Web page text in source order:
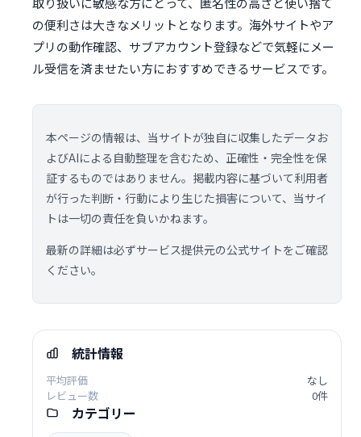
の便利さは大きなメリットとなります。海外サイトやア
プリの動作確認、サブアカウント登録などで気軽にメー
ル受信を済ませたい方におすすめできるサービスです。
本ページの情報は、当サイトが独自に収集したデータお
よびAIによる自動整理を含むため、正確性・完全性を保
証するものではありません。掲載内容に基づいて利用者
が行った判断・行動により生じた損害について、当サイ
トは一切の責任を負いかねます。
最新の詳細は必ずサービス提供元の公式サイトをご確認
ください。
統計情報
平均評価
なし
レビュー数
0件
カテゴリー